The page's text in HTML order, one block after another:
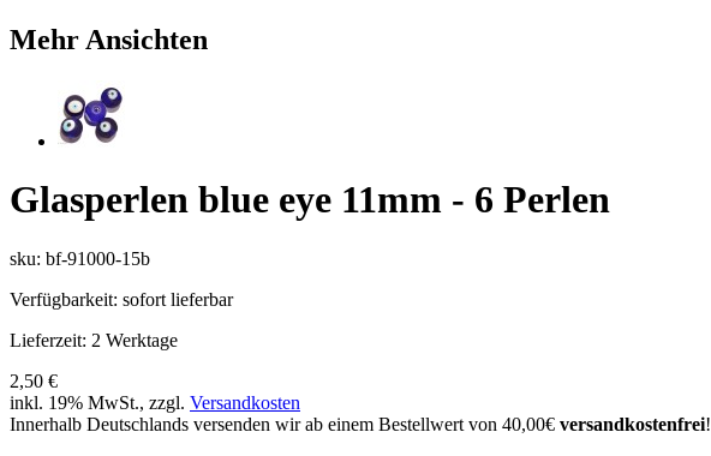
Mehr Ansichten
Glasperlen blue eye 11mm - 6 Perlen
sku: bf-91000-15b
Verfügbarkeit: sofort lieferbar
Lieferzeit: 2 Werktage
2,50 €
inkl. 19% MwSt., zzgl. Versandkosten
Innerhalb Deutschlands versenden wir ab einem Bestellwert von 40,00€ versandkostenfrei!